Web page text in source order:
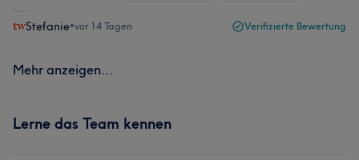
Stefanie•vor 14 Tagen Verifizierte Bewertung
Mehr anzeigen...
Lerne das Team kennen